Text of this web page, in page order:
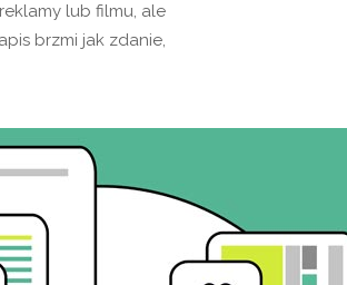
lub filmu, ale
brzmi jak zdanie,